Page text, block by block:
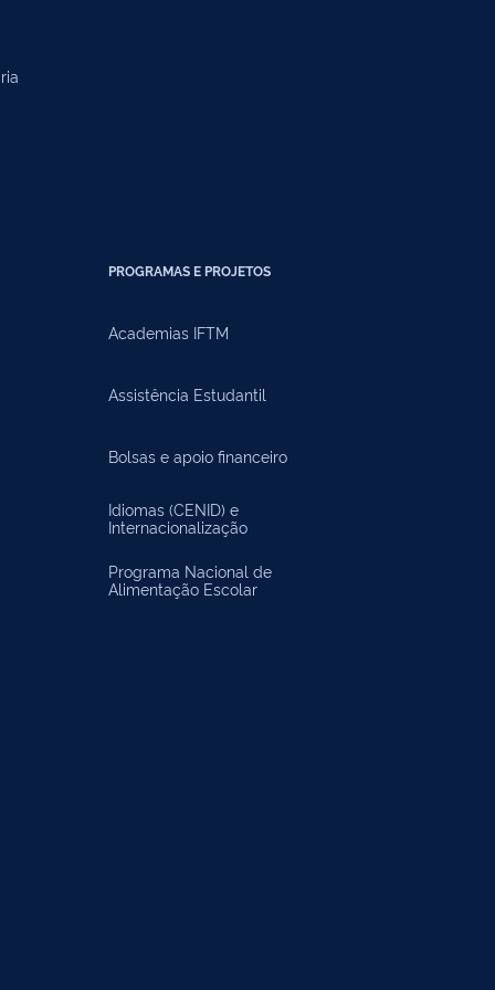
PROGRAMAS E PROJETOS
Academias IFTM
Assistência Estudantil
Bolsas e apoio financeiro
Idiomas (CENID) e
Internacionalização
Programa Nacional de
Alimentação Escolar